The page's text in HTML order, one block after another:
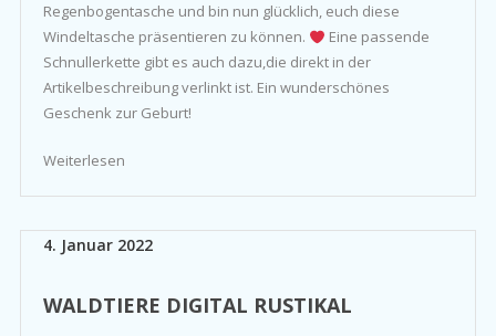
Regenbogentasche und bin nun glücklich, euch diese
Windeltasche präsentieren zu können.
Eine passende
Schnullerkette gibt es auch dazu,die direkt in der
Artikelbeschreibung verlinkt ist. Ein wunderschönes
Geschenk zur Geburt!
Weiterlesen
4. Januar 2022
WALDTIERE DIGITAL RUSTIKAL